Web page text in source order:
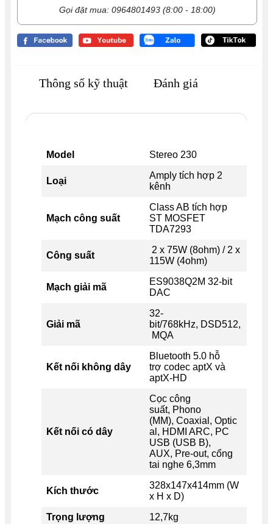
Gọi đặt mua: 0964801493 (8:00 - 18:00)
Thông số kỹ thuật Đánh giá
Model Stereo 230
Loại
Amply tích hợp 2
kênh
Mạch công suất
Class AB tích hợp
ST MOSFET
TDA7293
Công suất
2 x 75W (8ohm) / 2 x
115W (4ohm)
Mạch giải mã
ES9038Q2M 32-bit
DAC
Giải mã
32-
bit/768kHz, DSD512,
MQA
Kết nối không dây
Bluetooth 5.0 hỗ
trợ codec aptX và
aptX-HD
Kết nối có dây
Cọc công
suất, Phono
(MM), Coaxial, Optic
al, HDMI ARC, PC
USB (USB B),
AUX, Pre-out, cổng
tai nghe 6,3mm
Kích thước
328x147x414mm (W
x H x D)
Trọng lượng
12,7kg